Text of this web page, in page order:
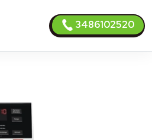
3486102520